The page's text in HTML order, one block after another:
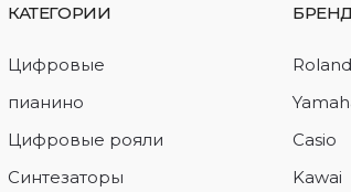
КАТЕГОРИИ
Цифровые
пианино
Цифровые рояли
Синтезаторы
Roland
Casio
Kawai